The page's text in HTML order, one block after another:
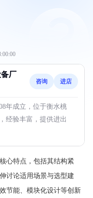
厂
咨询 进店
年成立，位于衡水桃
经验丰富，提供进出
心特点，包括其结构紧
讨论适用场景与选型建
节能、模块化设计等创新